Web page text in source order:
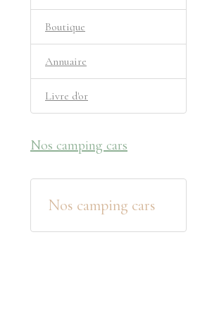
Boutique
Annuaire
Livre d'or
Nos camping cars
Nos camping cars